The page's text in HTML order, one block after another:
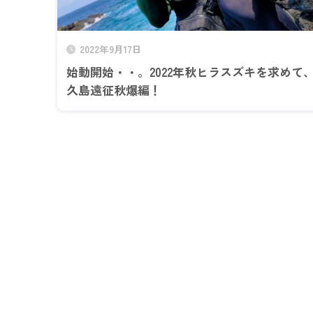
2022年9月17日
始動開始・・。2022年秋ヒラスズキを求めて
久島遠征秋爆編！